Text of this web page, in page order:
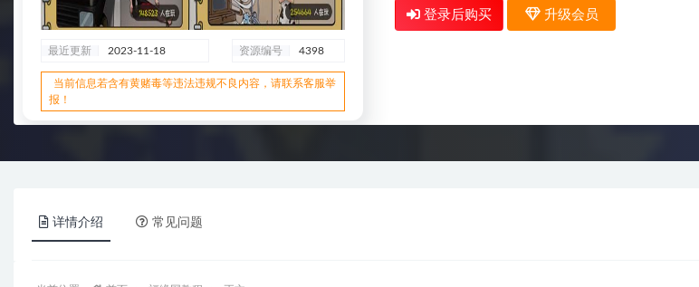
最近更新 2023-11-18 资源编号 4398
当前信息若含有黄赌毒等违法违规不良内容，请联系客服举
报！
登录后购买 升级会员
详情介绍 常见问题